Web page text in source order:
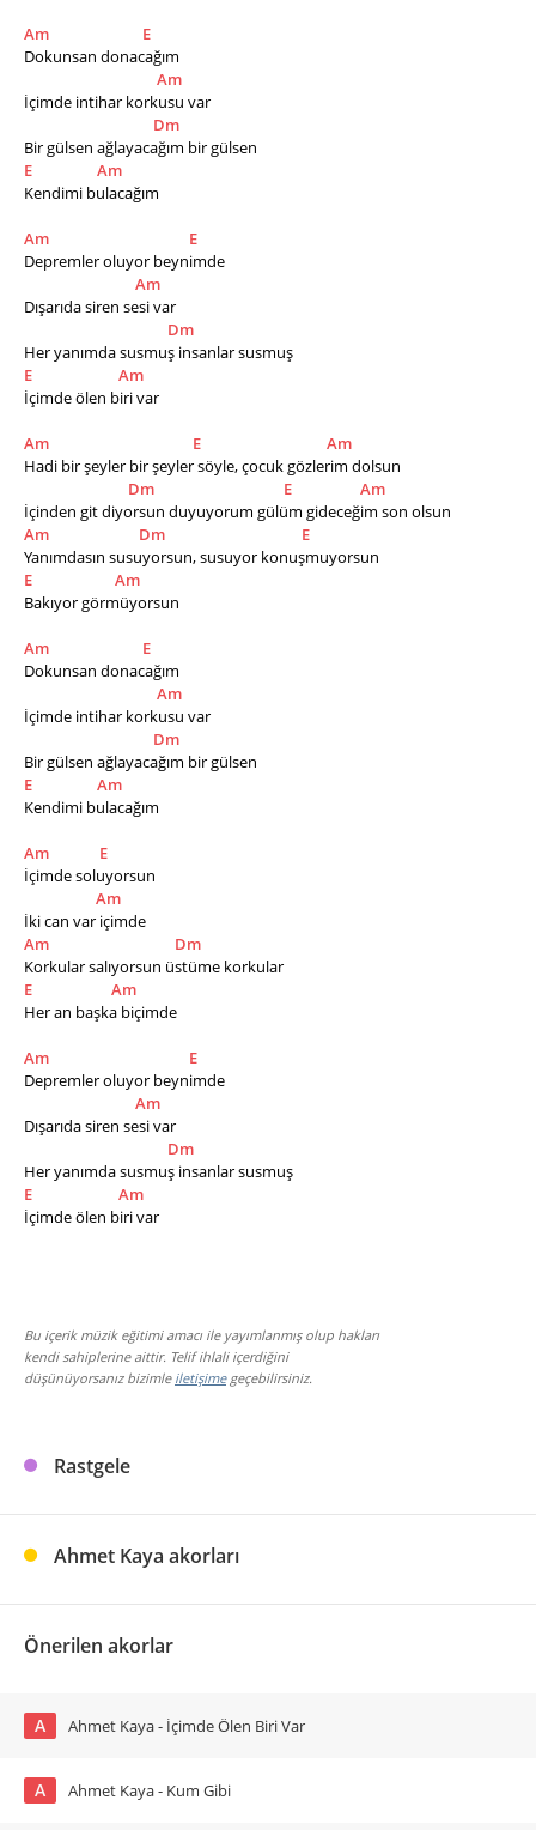
Am
E
Dokunsan donacağım
Am
İçimde intihar korkusu var
Dm
Bir gülsen ağlayacağım bir gülsen
E
Am
Kendimi bulacağım
Am
E
Depremler oluyor beynimde
Am
Dışarıda siren sesi var
Dm
Her yanımda susmuş insanlar susmuş
E
Am
İçimde ölen biri var
Am E
Am
Hadi bir şeyler bir şeyler söyle, çocuk gözlerim dolsun
Dm
E
Am
İçinden git diyorsun duyuyorum gülüm gideceğim son olsun
Am
Dm
E
Yanımdasın susuyorsun, susuyor konuşmuyorsun
E
Am
Bakıyor görmüyorsun
Am
E
Dokunsan donacağım
Am
İçimde intihar korkusu var
Dm
Bir gülsen ağlayacağım bir gülsen
E
Am
Kendimi bulacağım
Am
E
İçimde soluyorsun
Am
İki can var içimde
Am
Dm
Korkular salıyorsun üstüme korkular
E
Am
Her an başka biçimde
Am
E
Depremler oluyor beynimde
Am
Dışarıda siren sesi var
Dm
Her yanımda susmuş insanlar susmuş
E
Am
İçimde ölen biri var
Bu içerik müzik eğitimi amacı ile yayımlanmış olup hakları
kendi sahiplerine aittir. Telif ihlali içerdiğini
düşünüyorsanız bizimle iletişimegeçebilirsiniz.
Rastgele
Ahmet Kaya akorları
Önerilen akorlar
A Ahmet Kaya - İçimde Ölen Biri Var
A Ahmet Kaya - Kum Gibi